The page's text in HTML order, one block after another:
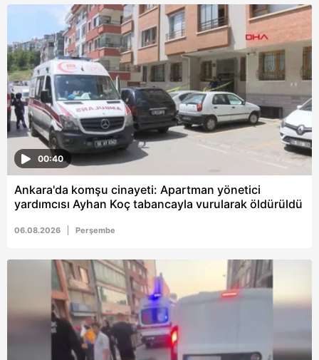
00:40
Ankara'da komşu cinayeti: Apartman yönetici
yardımcısı Ayhan Koç tabancayla vurularak öldürüldü
06.08.2026 Perşembe